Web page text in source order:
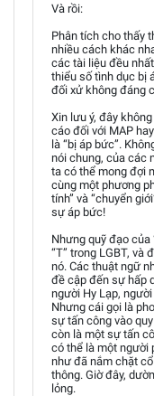
Và rồi:
Phân tích cho thấy
nhiều cách khác
các tài liệu đều
thiểu số tình dục bị
đối xử không đáng
Xin lưu ý, đây
cáo đối với MAP
là “bị áp bức”.
nói chung, của các
ta có thể mong đợi
cùng một phương
tính” và “chuyển
sự áp bức!
Nhưng quỹ đạo của
“T” trong LGBT,
nó. Các thuật ngữ
đề cập đến sự hấp
người Hy Lạp,
Nhưng cái gọi là
sự tấn công vào
còn là một sự tấn
có thể là một người
như đã nắm chặt
thông. Giờ đây,
lỏng.